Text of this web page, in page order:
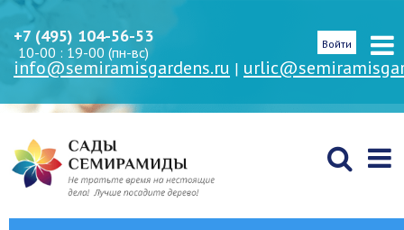
+7 (495) 104-56-53
10-00 : 19-00 (пн-вс)
info@semiramisgardens.ru |
Войти